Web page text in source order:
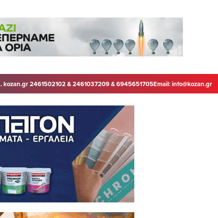
kozan.gr 2461502102 & 2461037209 & 6945651705Email:info@kozan.gr